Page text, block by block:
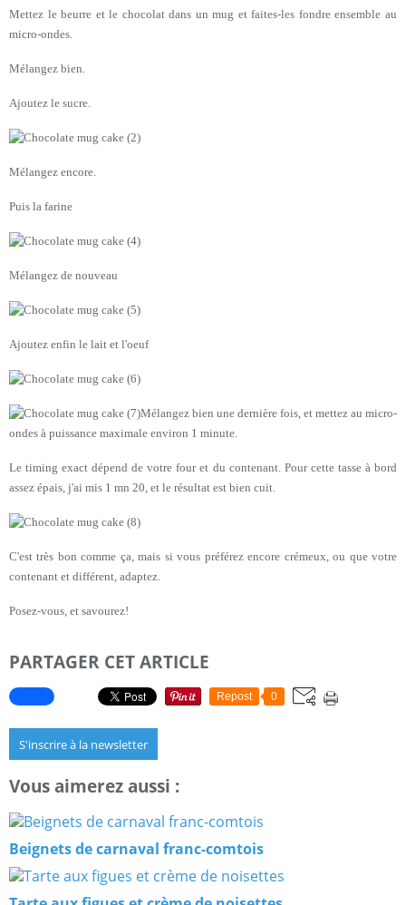
Mettez le beurre et le chocolat dans un mug et faites-les fondre ensemble au
micro-ondes.
Mélangez bien.
Ajoutez le sucre.
Mélangez encore.
Puis la farine
Mélangez de nouveau
Ajoutez enfin le lait et l'oeuf
Mélangez bien une dernière fois, et mettez au micro-
ondes à puissance maximale environ 1 minute.
Le timing exact dépend de votre four et du contenant. Pour cette tasse à bord
assez épais, j'ai mis 1 mn 20, et le résultat est bien cuit.
C'est très bon comme ça, mais si vous préférez encore crémeux, ou que votre
contenant et différent, adaptez.
Posez-vous, et savourez!
PARTAGER CET ARTICLE
Repost 0
S'inscrire à la newsletter
Vous aimerez aussi :
Beignets de carnaval franc-comtois